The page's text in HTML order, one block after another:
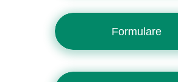
Formulare